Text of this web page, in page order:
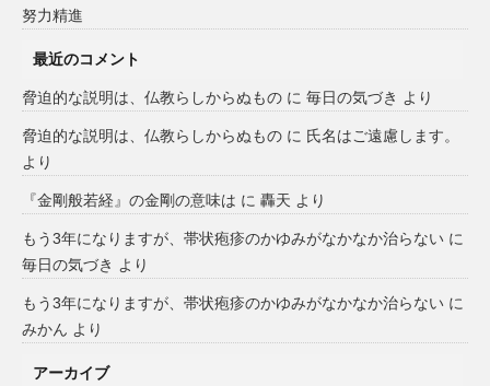
努力精進
最近のコメント
脅迫的な説明は、仏教らしからぬもの に 毎日の気づき より
脅迫的な説明は、仏教らしからぬもの に 氏名はご遠慮します。
より
『金剛般若経』の金剛の意味は に 轟天 より
もう3年になりますが、帯状疱疹のかゆみがなかなか治らない に
毎日の気づき より
もう3年になりますが、帯状疱疹のかゆみがなかなか治らない に
みかん より
アーカイブ